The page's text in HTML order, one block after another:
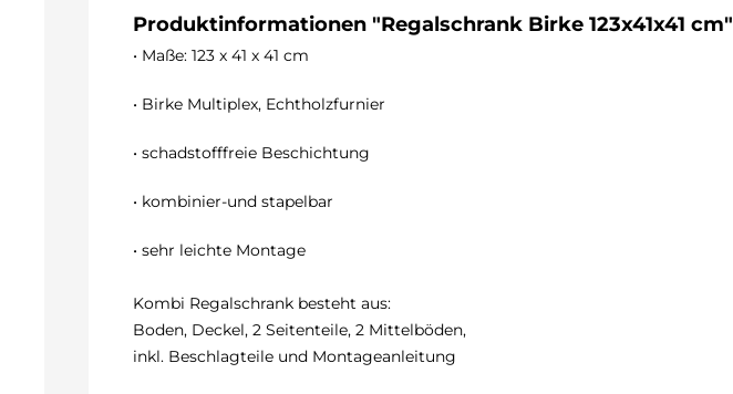
Produktinformationen "Regalschrank Birke 123x41x41 cm"
• Maße: 123 x 41 x 41 cm
• Birke Multiplex, Echtholzfurnier
• schadstofffreie Beschichtung
• kombinier-und stapelbar
• sehr leichte Montage
Kombi Regalschrank besteht aus:
Boden, Deckel, 2 Seitenteile, 2 Mittelböden,
inkl. Beschlagteile und Montageanleitung